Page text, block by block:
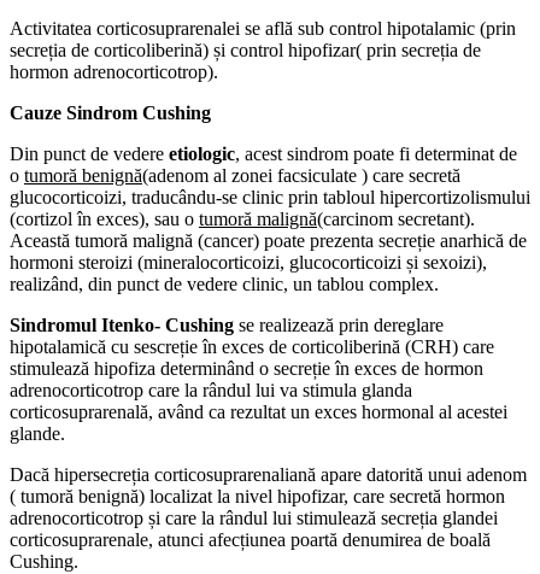
Activitatea corticosuprarenalei se află sub control hipotalamic (prin
secreția de corticoliberină) și control hipofizar( prin secreția de
hormon adrenocorticotrop).
Cauze Sindrom Cushing
Din punct de vedere etiologic, acest sindrom poate fi determinat de
o tumoră benignă(adenom al zonei facsiculate ) care secretă
glucocorticoizi, traducându-se clinic prin tabloul hipercortizolismului
(cortizol în exces), sau o tumoră malignă(carcinom secretant).
Această tumoră malignă (cancer) poate prezenta secreție anarhică de
hormoni steroizi (mineralocorticoizi, glucocorticoizi și sexoizi),
realizând, din punct de vedere clinic, un tablou complex.
Sindromul Itenko- Cushing se realizează prin dereglare
hipotalamică cu sescreție în exces de corticoliberină (CRH) care
stimulează hipofiza determinând o secreție în exces de hormon
adrenocorticotrop care la rândul lui va stimula glanda
corticosuprarenală, având ca rezultat un exces hormonal al acestei
glande.
Dacă hipersecreția corticosuprarenaliană apare datorită unui adenom
( tumoră benignă) localizat la nivel hipofizar, care secretă hormon
adrenocorticotrop și care la rândul lui stimulează secreția glandei
corticosuprarenale, atunci afecțiunea poartă denumirea de boală
Cushing.